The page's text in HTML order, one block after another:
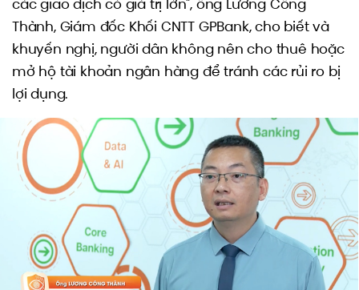
các giao dịch có giá trị lớn", ông Lương Công
Thành, Giám đốc Khối CNTT GPBank, cho biết và
khuyến nghị, người dân không nên cho thuê hoặc
mở hộ tài khoản ngân hàng để tránh các rủi ro bị
lợi dụng.